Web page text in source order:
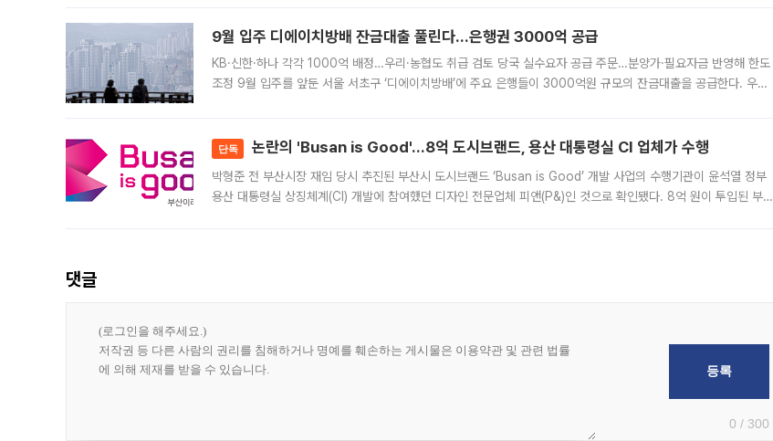
9월 입주 디에이치방배 잔금대출 풀린다…은행권 3000억 공급
KB·신한·하나 각각 1000억 배정…우리·농협도 취급 검토 당국 실수요자 공급 주문…분양가·필요자금 반영해 한도
조정 9월 입주를 앞둔 서울 서초구 ‘디에이치방배’에 주요 은행들이 3000억원 규모의 잔금대출을 공급한다. 우리
단독 논란의 'Busan is Good'…8억 도시브랜드, 용산 대통령실 CI 업체가 수행
박형준 전 부산시장 재임 당시 추진된 부산시 도시브랜드 ‘Busan is Good’ 개발 사업의 수행기관이 윤석열 정부
용산 대통령실 상징체계(CI) 개발에 참여했던 디자인 전문업체 피앤(P&)인 것으로 확인됐다. 8억 원이 투입된 부산
댓글
0 / 300